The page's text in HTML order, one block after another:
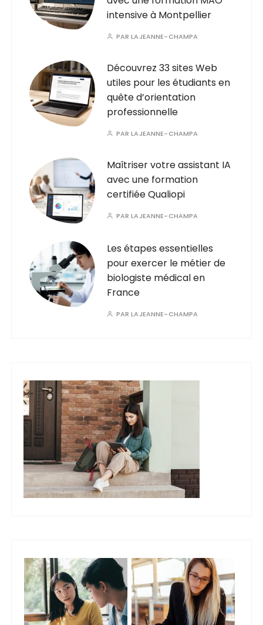
intensive à Montpellier
PARLAJEANNE-CHAMPA
Découvrez 33 sites Web
utiles pour les étudiants en
quête d’orientation
professionnelle
PARLAJEANNE-CHAMPA
Maîtriser votre assistant IA
avec une formation
certifiée Qualiopi
PARLAJEANNE-CHAMPA
Les étapes essentielles
pour exercer le métier de
biologiste médical en
France
PARLAJEANNE-CHAMPA